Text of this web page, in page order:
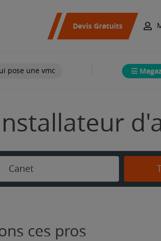
Devis Gratuits
pose une vmc
Canet
ces pros